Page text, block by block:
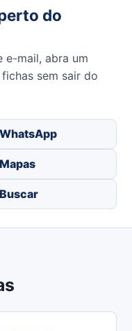
do
e-mail, abra um
sem sair do
WhatsApp
Mapas
Buscar